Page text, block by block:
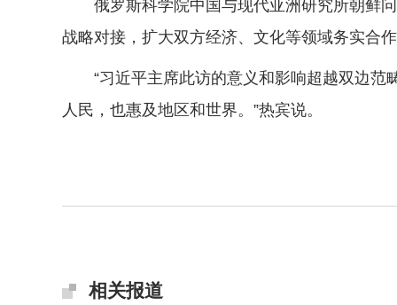
俄罗斯科学院中国与现代亚洲研究所朝鲜问
战略对接，扩大双方经济、文化等领域务实合
“习近平主席此访的意义和影响超越双边范
人民，也惠及地区和世界。”热宾说。
相关报道